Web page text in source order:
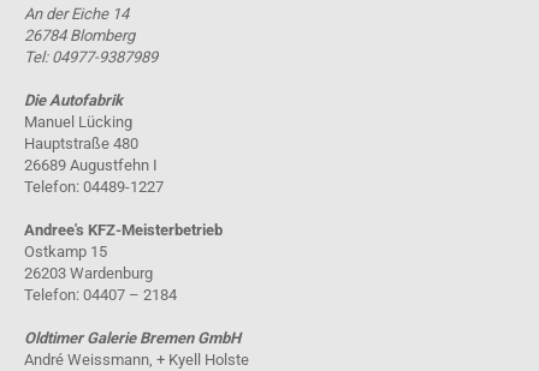
An der Eiche 14
26784 Blomberg
Tel: 04977-9387989
Die Autofabrik
Manuel Lücking
Hauptstraße 480
26689 Augustfehn I
Telefon: 04489-1227
Andree's KFZ-Meisterbetrieb
Ostkamp 15
26203 Wardenburg
Telefon: 04407 – 2184
Oldtimer Galerie Bremen GmbH
André Weissmann, + Kyell Holste